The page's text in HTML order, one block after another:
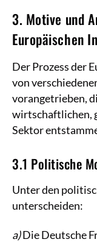
3. Motive und
Europäischen
Der Prozess der
von
vorangetrieben,
wirtschaftlichen,
Sektor
3.1 Politische
Unter den
unterscheiden:
a)Die Deutsche